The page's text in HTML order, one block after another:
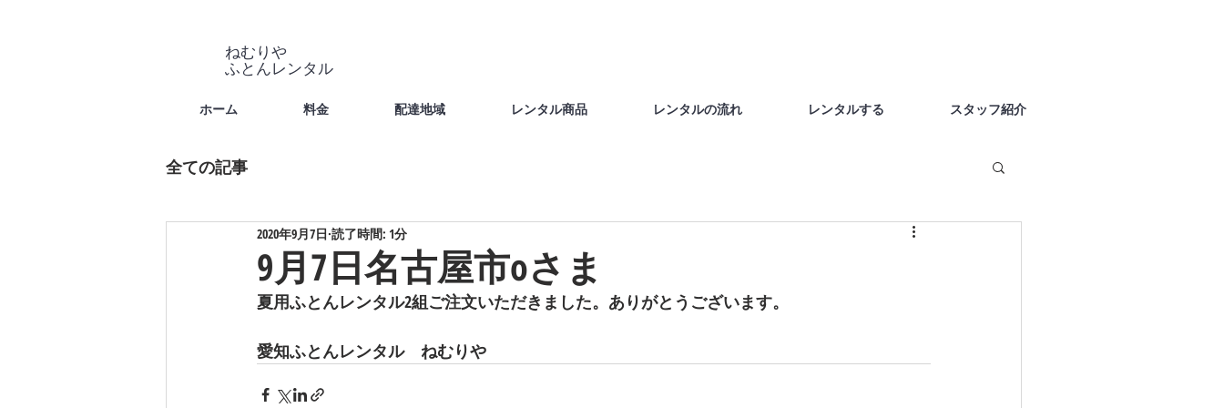
ホーム 料金 配達地域 レンタル商品 レンタルの流れ レンタルする スタッフ紹介
ねむりや
​ふとんレンタル
全ての記事
9月7日名古屋市oさま
2020年9月7日 読了時間: 1分
夏用ふとんレンタル2組ご注文いただきました。ありがとうございます。
愛知ふとんレンタル　ねむりや